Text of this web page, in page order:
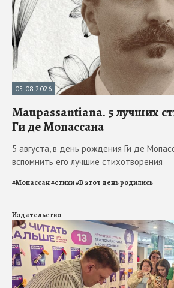
05.08.2026
Maupassantiana. 5 лучших
Ги де Мопассана
5 августа, в день рождения Ги де
вспомнить его лучшие стихотворения
#Мопассан#стихи#В этот день родились
Издательство